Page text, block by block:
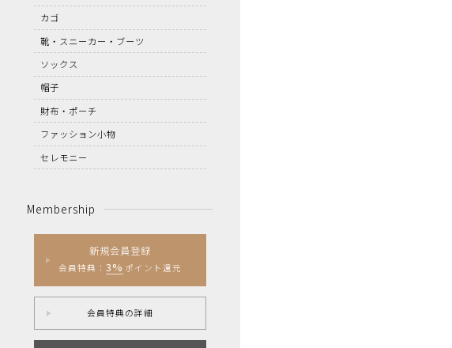
カゴ
靴・スニーカー・ブーツ
ソックス
帽子
財布・ポーチ
ファッション小物
セレモニー
Membership
新規会員登録
会員特典： 3% ポイント還元
会員特典の詳細